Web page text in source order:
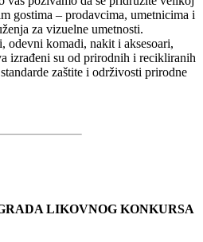
gostima – prodavcima, umetnicima i
za vizuelne umetnosti.
odevni komadi, nakit i aksesoari,
izrađeni su od prirodnih i recikliranih
zaštite i održivosti prirodne
LIKOVNOG KONKURSA